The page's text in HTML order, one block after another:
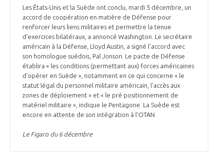
Les États-Unis et la Suède ont conclu, mardi 5 décembre, un
accord de coopération en matière de Défense pour
renforcer leurs liens militaires et permettre la tenue
d'exercices bilatéraux, a annoncé Washington. Le secrétaire
américain à la Défense, Lloyd Austin, a signé l'accord avec
son homologue suédois, Pal Jonson. Le pacte de Défense
établira « les conditions (permettant aux) forces américaines
d'opérer en Suède », notamment en ce qui concerne « le
statut légal du personnel militaire américain, l'accès aux
zones de déploiement » et « le pré positionnement de
matériel militaire », indique le Pentagone. La Suède est
encore en attente de son intégration à l’OTAN.
Le Figaro du 6 décembre